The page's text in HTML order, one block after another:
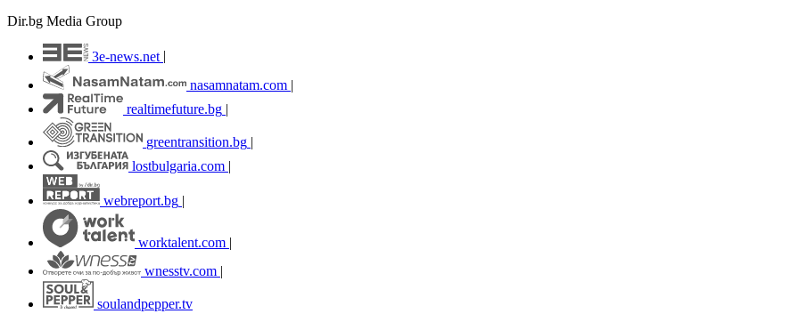
Dir.bg Media Group
3e-news.net
nasamnatam.com |
realtimefuture.bg |
greentransition.bg |
lostbulgaria.com |
webreport.bg |
worktalent.com |
wnesstv.com |
soulandpepper.tv